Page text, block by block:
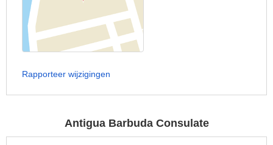
Rapporteer wijzigingen
Antigua Barbuda Consulate